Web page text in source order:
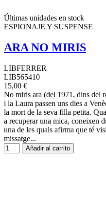
Últimas unidades en stock
ESPIONAJE Y SUSPENSE
ARA NO MIRIS
LIBFERRER
LIB565410
15,00 €
No miris ara (del 1971, dins del
i la Laura passen uns dies a
la mort de la seva filla petita.
a recuperar una mica, coneixen
una de les quals afirma que té
missatge...
Añadir al carrito